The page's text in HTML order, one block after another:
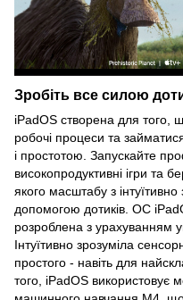
Зробіть все силою
iPadOS створена для того,
робочі процеси та
і простотою. Запускайте
високопродуктивні ігри та
якого масштабу з
допомогою дотиків. OC
розроблена з урахуванням
Інтуїтивно зрозуміла
простого - навіть для
того, iPadOS використовує